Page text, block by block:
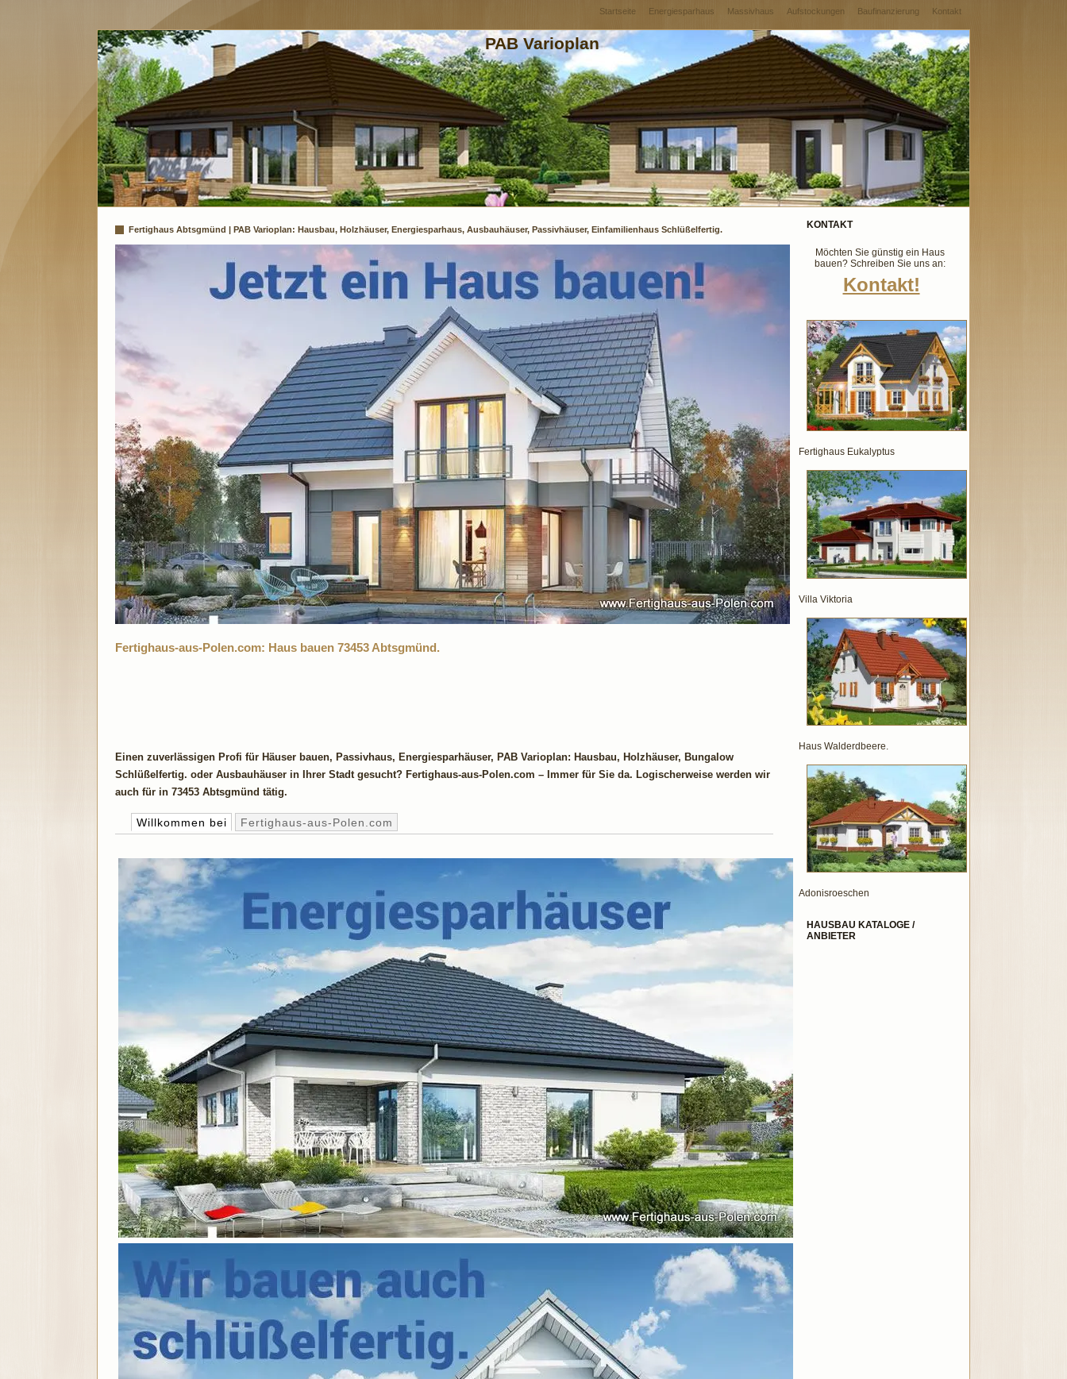
Startseite Energiesparhaus Massivhaus Aufstockungen Baufinanzierung Kontakt
PAB Varioplan
Fertighaus Abtsgmünd | PAB Varioplan: Hausbau, Holzhäuser, Energiesparhaus, Ausbauhäuser, Passivhäuser, Einfamilienhaus Schlüßelfertig.
Fertighaus-aus-Polen.com: Haus bauen 73453 Abtsgmünd.
Einen zuverlässigen Profi für Häuser bauen, Passivhaus, Energiesparhäuser, PAB Varioplan: Hausbau, Holzhäuser, Bungalow
Schlüßelfertig. oder Ausbauhäuser in Ihrer Stadt gesucht? Fertighaus-aus-Polen.com – Immer für Sie da. Logischerweise werden wir
auch für in 73453 Abtsgmünd tätig.
Willkommen bei Fertighaus-aus-Polen.com
KONTAKT
Möchten Sie günstig ein Haus
bauen? Schreiben Sie uns an:
Kontakt!
Fertighaus Eukalyptus
Villa Viktoria
Haus Walderdbeere.
Adonisroeschen
HAUSBAU KATALOGE /
ANBIETER